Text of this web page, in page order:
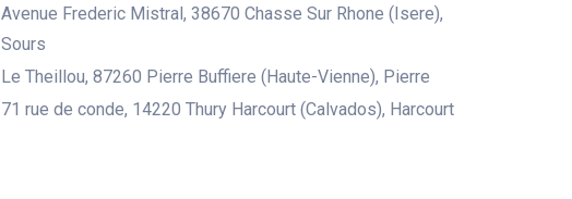
Avenue Frederic Mistral, 38670 Chasse Sur Rhone (Isere),
Sours
Le Theillou, 87260 Pierre Buffiere (Haute-Vienne), Pierre
71 rue de conde, 14220 Thury Harcourt (Calvados), Harcourt